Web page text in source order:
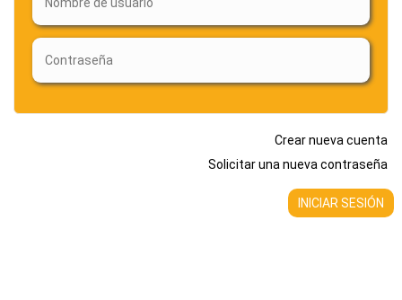
Crear nueva cuenta
Solicitar una nueva contraseña